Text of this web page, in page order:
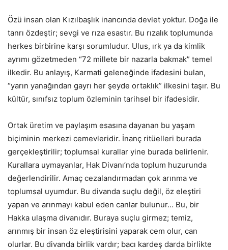
Özü insan olan Kızılbaşlık inancında devlet yoktur. Doğa ile
tanrı özdeştir; sevgi ve rıza esastır. Bu rızalık toplumunda
herkes birbirine karşı sorumludur. Ulus, ırk ya da kimlik
ayrımı gözetmeden “72 millete bir nazarla bakmak” temel
ilkedir. Bu anlayış, Karmati geleneğinde ifadesini bulan,
“yarın yanağından gayrı her şeyde ortaklık” ilkesini taşır. Bu
kültür, sınıfsız toplum özleminin tarihsel bir ifadesidir.
Ortak üretim ve paylaşım esasına dayanan bu yaşam
biçiminin merkezi cemevleridir. İnanç ritüelleri burada
gerçekleştirilir; toplumsal kurallar yine burada belirlenir.
Kurallara uymayanlar, Hak Divanı’nda toplum huzurunda
değerlendirilir. Amaç cezalandırmadan çok arınma ve
toplumsal uyumdur. Bu divanda suçlu değil, öz eleştiri
yapan ve arınmayı kabul eden canlar bulunur… Bu, bir
Hakka ulaşma divanıdır. Buraya suçlu girmez; temiz,
arınmış bir insan öz eleştirisini yaparak cem olur, can
olurlar. Bu divanda birlik vardır; bacı kardeş darda birlikte